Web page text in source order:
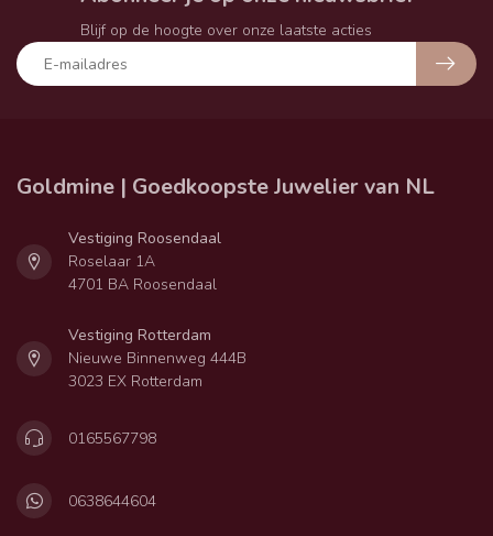
Blijf op de hoogte over onze laatste acties
Goldmine | Goedkoopste Juwelier van NL
Vestiging Roosendaal
Roselaar 1A
4701 BA Roosendaal
Vestiging Rotterdam
Nieuwe Binnenweg 444B
3023 EX Rotterdam
0165567798
0638644604